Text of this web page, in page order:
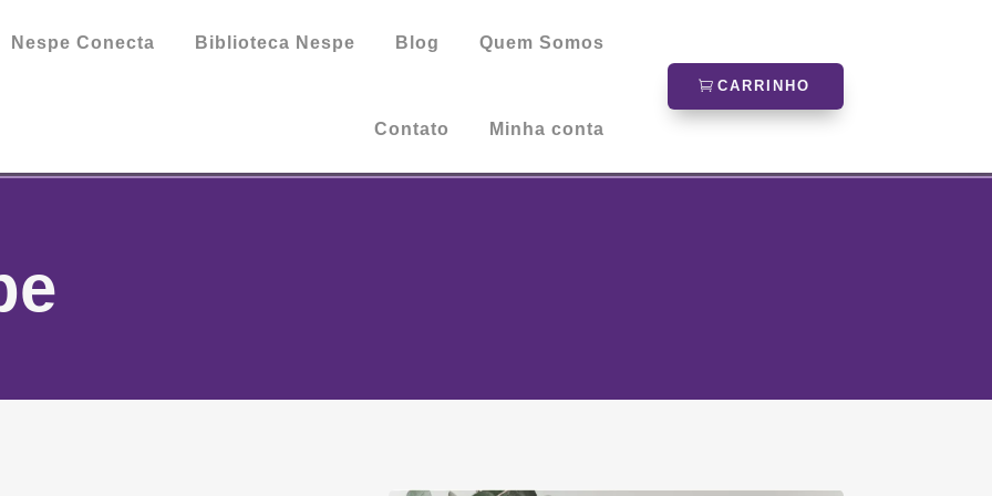
Nespe Conecta Biblioteca Nespe Blog Quem Somos
Contato Minha conta
CARRINHO